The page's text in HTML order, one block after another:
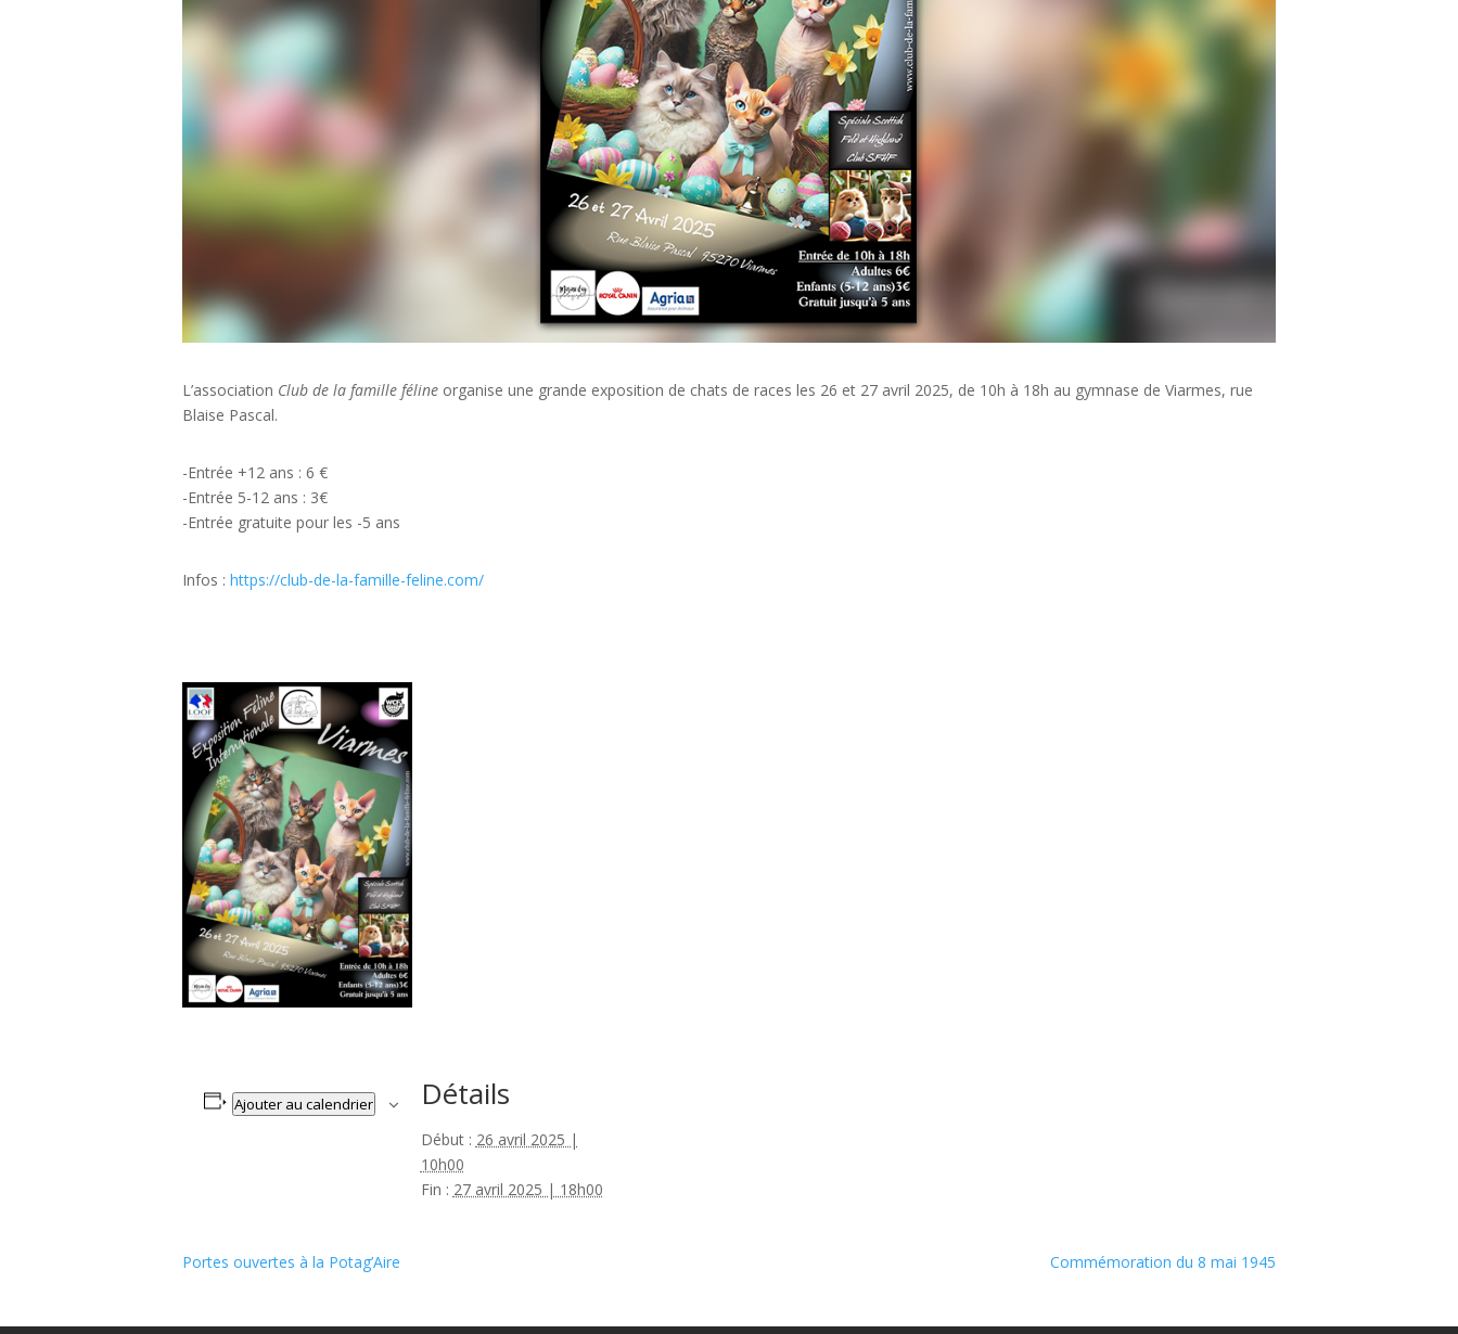
L’association Club de la famille féline organise une grande exposition de chats de races les 26 et 27 avril 2025, de 10h à 18h au gymnase de Viarmes, rue
Blaise Pascal.
-Entrée +12 ans : 6 €
-Entrée 5-12 ans : 3€
-Entrée gratuite pour les -5 ans
Infos : https://club-de-la-famille-feline.com/
Ajouter au calendrier Détails
Début : 26 avril 2025 |
10h00
Fin : 27 avril 2025 | 18h00
Portes ouvertes à la Potag’Aire Commémoration du 8 mai 1945